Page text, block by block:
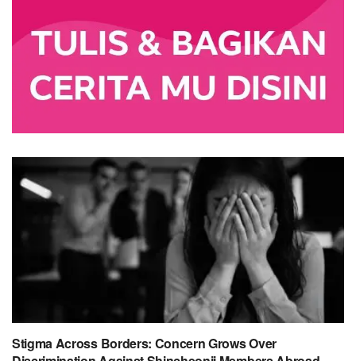
Stigma Across Borders: Concern Grows Over